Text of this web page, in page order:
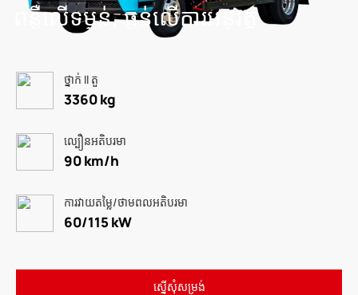
ពន្លឺលើទម្ងន់, ធ្ងន់លើការអនុវត្ត
ថ្នាក់ Il តួ
3360 kg
ល្បឿនអតិបរមា
90 km/h
ការវាយតម្លៃ/ថាមពលអតិបរមា
60/115 kW
ស្នើសុំសម្រង់